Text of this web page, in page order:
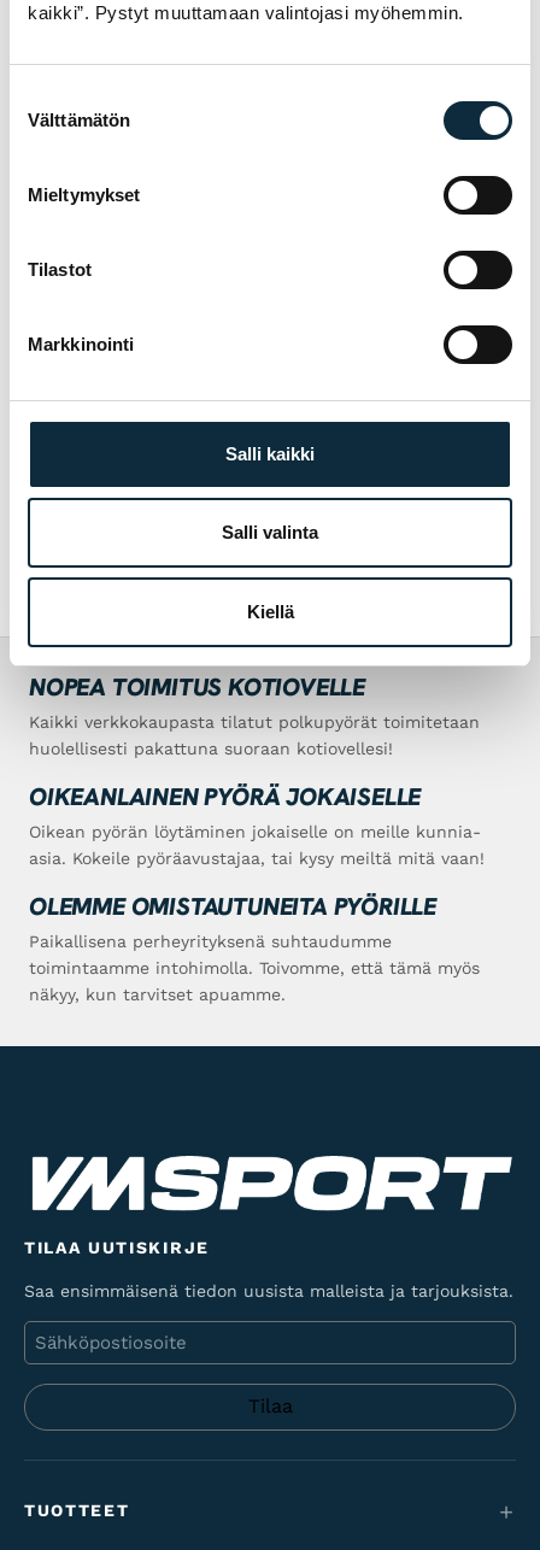
kaikki”. Pystyt muuttamaan valintojasi myöhemmin.
valinta
Välttämätön
Mieltymykset
Tilastot
Markkinointi
Salli kaikki
Salli valinta
Kiellä
TARVITSETKO APUA VALINNASSA?
myymälään Pietarsaaressa.
Maastopyörät
Lastenpyörät
Kaupunki- ja hybridipyörät
NOPEA TOIMITUS KOTIOVELLE
Kaikki verkkokaupasta tilatut polkupyörät toimitetaan
huolellisesti pakattuna suoraan kotiovellesi!
OIKEANLAINEN PYÖRÄ JOKAISELLE
Oikean pyörän löytäminen jokaiselle on meille kunnia-
asia. Kokeile pyöräavustajaa, tai kysy meiltä mitä vaan!
OLEMME OMISTAUTUNEITA PYÖRILLE
Paikallisena perheyrityksenä suhtaudumme
toimintaamme intohimolla. Toivomme, että tämä myös
näkyy, kun tarvitset apuamme.
TILAA UUTISKIRJE
Saa ensimmäisenä tiedon uusista malleista ja tarjouksista.
Sähköposti
TUOTTEET